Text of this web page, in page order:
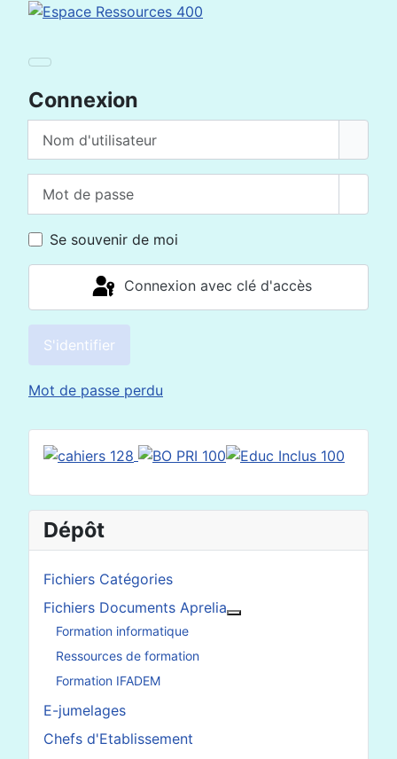
Connexion
Se souvenir de moi
Connexion avec clé d'accès
S'identifier
Mot de passe perdu
Dépôt
Fichiers Catégories
Fichiers Documents Aprelia
Formation informatique
Ressources de formation
Formation IFADEM
E-jumelages
Chefs d'Etablissement